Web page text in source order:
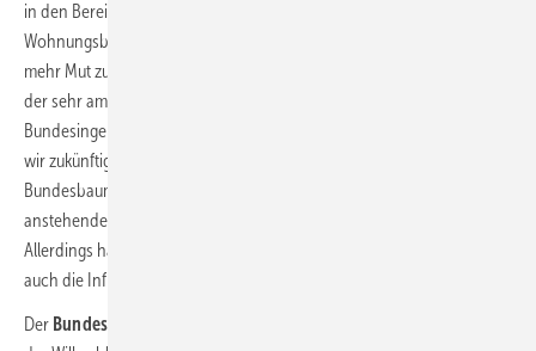
in den Bereichen Klimawandel, Energiewende, Digitalisierung,
Wohnungsbau, Stadtentwicklung und Infrastruktur wäre jedoch noch
mehr Mut zur Neugestaltung wünschenswert gewesen. Das Erreichen
der sehr ambitionierten Ziele für die CO
Bundesingenieurkammer aber vollumfänglich. Es freut uns sehr, dass
wir zukünftig – wie von uns gefordert – wieder ein eigenes
Bundesbauministerium haben. Wir hoffen, dass damit dringend
anstehende Maßnahmen gebündelt und zügig angegangen werden.
Allerdings hätten wir uns genau aus diesem Grund gewünscht, künftig
auch die Infrastruktur unter diesem Dach zu finden.“
Der Bundesverband Solarwirtschaft: